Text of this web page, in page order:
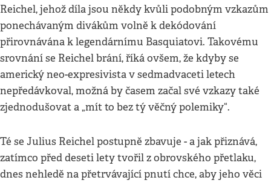
Reichel, jehož díla jsou někdy kvůli podobným vzkazům
ponechávaným divákům volně k dekódování
přirovnávána k legendárnímu Basquiatovi. Takovému
srovnání se Reichel brání, říká ovšem, že kdyby se
americký neo-expresivista v sedmadvaceti letech
nepředávkoval, možná by časem začal své vzkazy také
zjednodušovat a „mít to bez tý věčný polemiky“.
Té se Julius Reichel postupně zbavuje - a jak přiznává,
zatímco před deseti lety tvořil z obrovského přetlaku,
dnes nehledě na přetrvávající pnutí chce, aby jeho věci